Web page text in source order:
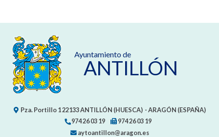
Ayuntamiento de
ANTILLÓN
Pza. Portillo 122133ANTILLÓN (HUESCA) - ARAGÓN (ESPAÑA)
974 26 03 19
974 26 03 19
aytoantillon@aragon.es